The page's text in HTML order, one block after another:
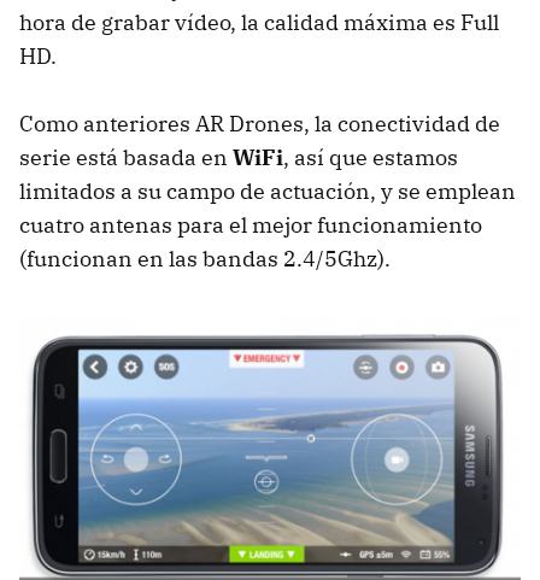
hora de grabar vídeo, la calidad máxima es Full
HD.
Como anteriores AR Drones, la conectividad de
serie está basada en WiFi, así que estamos
limitados a su campo de actuación, y se emplean
cuatro antenas para el mejor funcionamiento
(funcionan en las bandas 2.4/5Ghz).